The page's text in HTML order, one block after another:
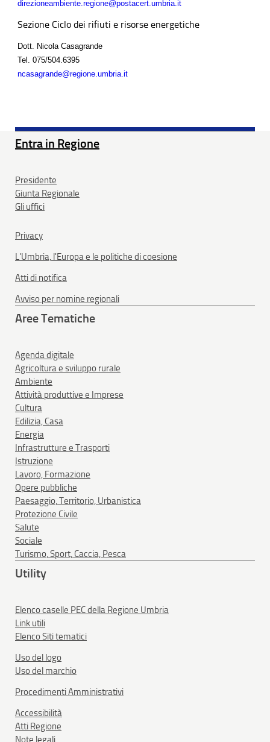
direzioneambiente.regione@postacert.umbria.it
Sezione Ciclo dei rifiuti e risorse energetiche
Dott. Nicola Casagrande
Tel.
075/504.6395
ncasagrande@regione.umbria.it
Entra in Regione
Presidente
Giunta Regionale
Gli uffici
Privacy
L'Umbria, l'Europa e le politiche di coesione
Atti di notifica
Avviso per nomine regionali
Aree Tematiche
Agenda digitale
Agricoltura e sviluppo rurale
Ambiente
Attività produttive e Imprese
Cultura
Edilizia, Casa
Energia
Infrastrutture e Trasporti
Istruzione
Lavoro, Formazione
Opere pubbliche
Paesaggio, Territorio, Urbanistica
Protezione Civile
Salute
Sociale
Turismo, Sport, Caccia, Pesca
Utility
Elenco caselle PEC della Regione Umbria
Link utili
Elenco Siti tematici
Uso del logo
Uso del marchio
Procedimenti Amministrativi
Accessibilità
Atti Regione
Note legali